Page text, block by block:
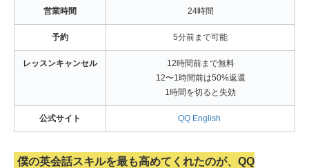
営業時間 24時間
予約 5分前まで可能
レッスンキャンセル
12時間前まで無料
12〜1時間前は50%返還
1時間を切ると失効
公式サイト QQ English
僕の英会話スキルを最も高めてくれたのが、QQ